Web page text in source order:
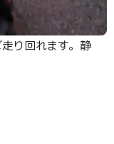
り回れます。静